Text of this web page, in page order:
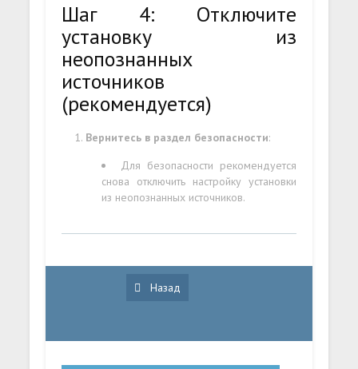
Шаг 4: Отключите
установку из
неопознанных
источников
(рекомендуется)
Вернитесь в раздел безопасности:
Для безопасности рекомендуется
снова отключить настройку установки
из неопознанных источников.
Назад